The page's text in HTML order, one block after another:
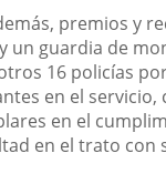
premios y
un guardia de
16 policías
en el servicio,
en el
en el trato con